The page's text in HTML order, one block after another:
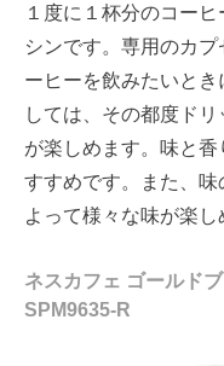
１度に１杯分のコー
シンです。専用のカ
ーヒーを飲みたいと
しては、その都度ド
が楽しめます。味と
すすめです。また、
よって様々な味が楽し
ネスカフェ ゴールド
SPM9635-R